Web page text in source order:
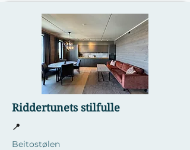
Riddertunets stilfulle
📍
Beitostølen